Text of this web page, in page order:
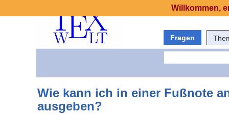
Fragen
Wie kann ich in einer Fußnote
ausgeben?
Willkommen,